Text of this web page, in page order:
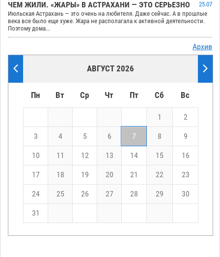
ЧЕМ ЖИЛИ. «ЖАРЫ» В АСТРАХАНИ — ЭТО СЕРЬЕЗНО
25.07
Июльская Астрахань — это очень на любителя. Даже сейчас. А в прошлые
века все было еще хуже. Жара не располагала к активной деятельности.
Поэтому дома...
Архив
АВГУСТ 2026
Пн Вт Ср Чт Пт Сб Вс
1 2
3 4 5 6 7 8 9
10 11 12 13 14 15 16
17 18 19 20 21 22 23
24 25 26 27 28 29 30
31